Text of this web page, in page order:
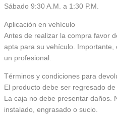
Sábado 9:30 A.M. a 1:30 P.M.
Aplicación en vehículo
Antes de realizar la compra favor
apta para su vehículo.
un profesional.
Términos y condiciones para
El producto debe ser regresado
La caja no debe presentar daños.
instalado, engrasado o sucio.